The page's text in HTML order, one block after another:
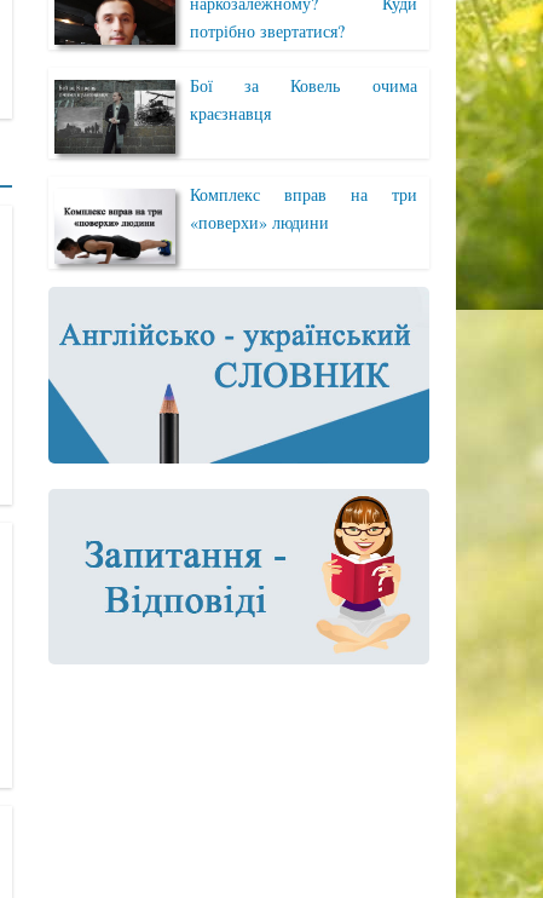
потрібно звертатися?
Бої за Ковель очима
краєзнавця
Комплекс вправ на три
«поверхи» людини